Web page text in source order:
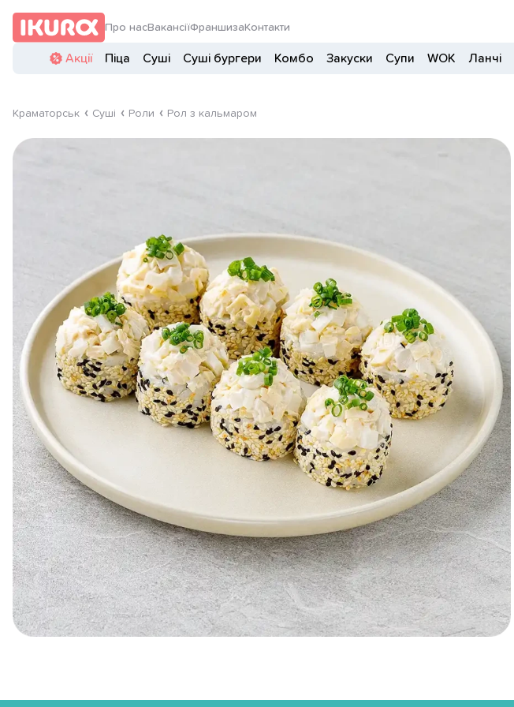
Про насВакансіїФраншиза Контакти
Акції Піца Суші Суші бургери Комбо Закуски Супи WOK Ланчі
Краматорськ Суші Роли Рол з кальмаром